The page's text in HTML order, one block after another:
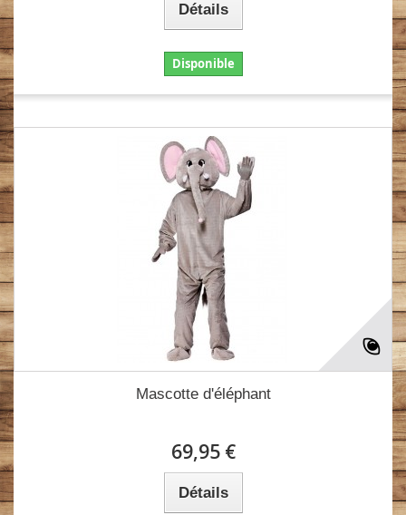
Détails
Disponible
Mascotte d'éléphant
69,95 €
Détails